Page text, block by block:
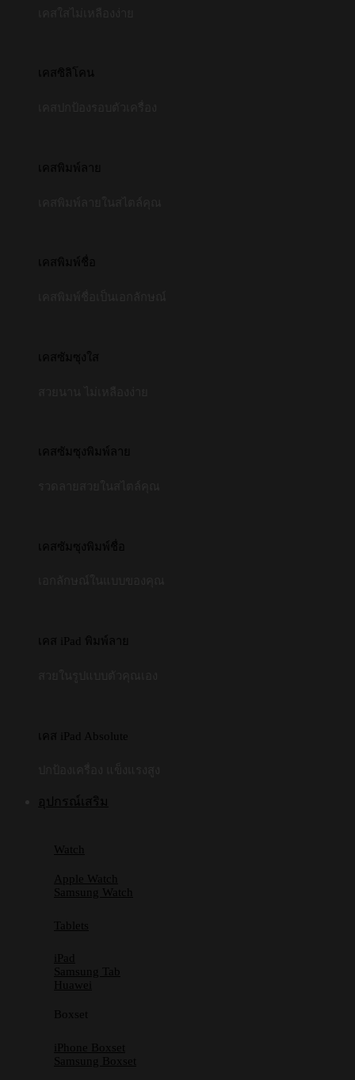
เคสซิลิโคน
เคสพิมพ์ลาย
เคสพิมพ์ชื่อ
เคสซัมซุงใส
เคสซัมซุงพิมพ์ลาย
เคสซัมซุงพิมพ์ชื่อ
เคส iPad พิมพ์ลาย
เคส iPad Absolute
อุปกรณ์เสริม
Watch
Apple Watch
Samsung Watch
Tablets
iPad
Samsung Tab
Huawei
Boxset
iPhone Boxset
Samsung Boxset